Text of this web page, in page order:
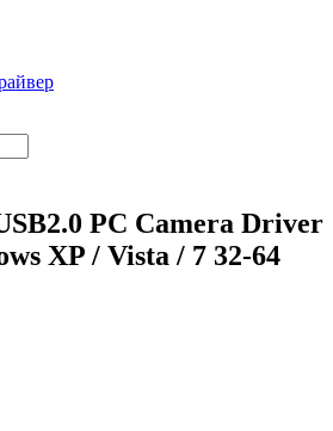
PC Camera Driver
XP / Vista / 7 32-64